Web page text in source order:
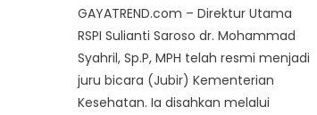
GAYATREND.com – Direktur Utama
RSPI Sulianti Saroso dr. Mohammad
Syahril, Sp.P, MPH telah resmi menjadi
juru bicara (Jubir) Kementerian
Kesehatan. Ia disahkan melalui